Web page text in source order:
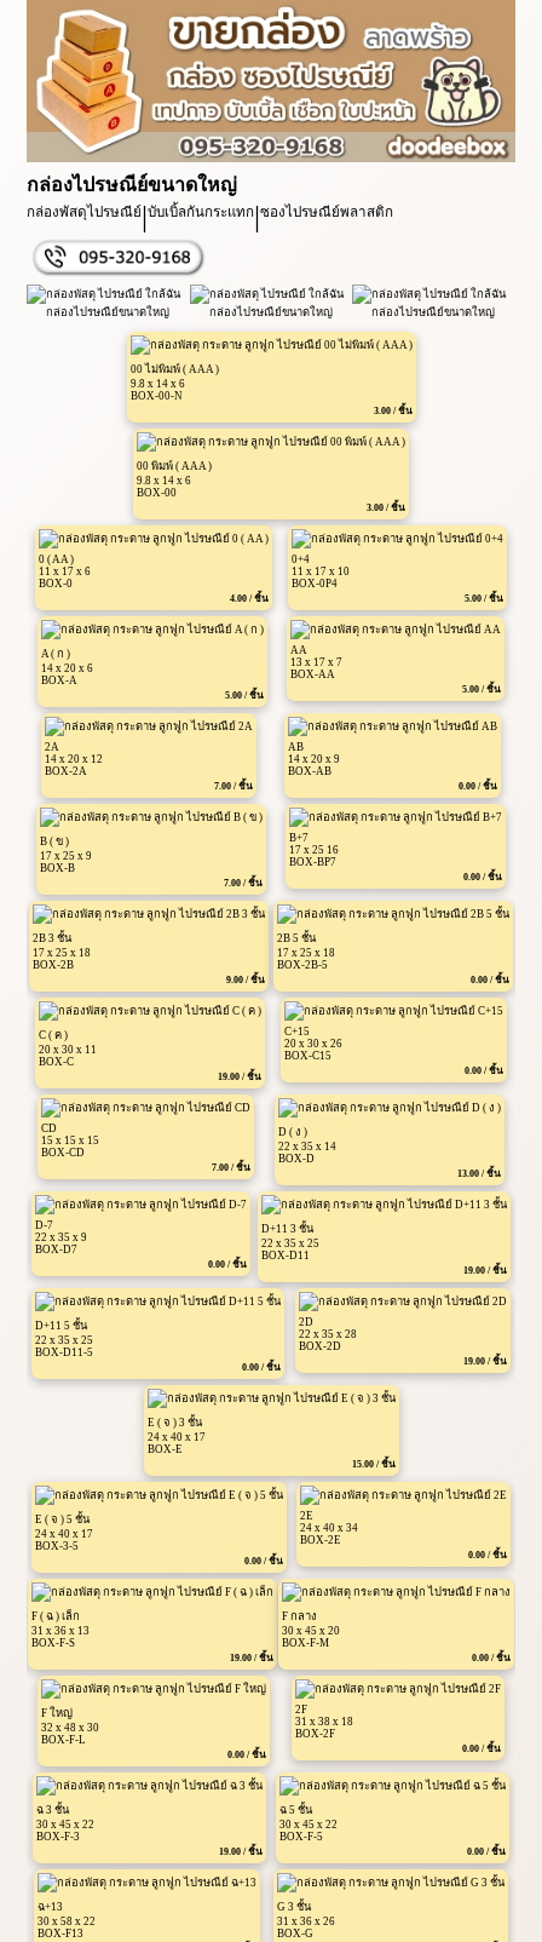
กล่องไปรษณีย์ขนาดใหญ่
กล่องพัสดุไปรษณีย์|บับเบิ้ลกันกระแทก|ซองไปรษณีย์พลาสติก
00 ไม่พิมพ์ ( AAA )
9.8 x 14 x 6
BOX-00-N
3.00 / ชิ้น
00 พิมพ์ ( AAA )
9.8 x 14 x 6
BOX-00
3.00 / ชิ้น
0 ( AA )
11 x 17 x 6
BOX-0
4.00 / ชิ้น
0+4
11 x 17 x 10
BOX-0P4
5.00 / ชิ้น
A ( ก )
14 x 20 x 6
BOX-A
5.00 / ชิ้น
AA
13 x 17 x 7
BOX-AA
5.00 / ชิ้น
2A
14 x 20 x 12
BOX-2A
7.00 / ชิ้น
AB
14 x 20 x 9
BOX-AB
0.00 / ชิ้น
B ( ข )
17 x 25 x 9
BOX-B
7.00 / ชิ้น
B+7
17 x 25 16
BOX-BP7
0.00 / ชิ้น
2B 3 ชั้น
17 x 25 x 18
BOX-2B
9.00 / ชิ้น
2B 5 ชั้น
17 x 25 x 18
BOX-2B-5
0.00 / ชิ้น
C ( ค )
20 x 30 x 11
BOX-C
19.00 / ชิ้น
C+15
20 x 30 x 26
BOX-C15
0.00 / ชิ้น
CD
15 x 15 x 15
BOX-CD
7.00 / ชิ้น
D ( ง )
22 x 35 x 14
BOX-D
13.00 / ชิ้น
D-7
22 x 35 x 9
BOX-D7
0.00 / ชิ้น
D+11 3 ชั้น
22 x 35 x 25
BOX-D11
19.00 / ชิ้น
D+11 5 ชั้น
22 x 35 x 25
BOX-D11-5
0.00 / ชิ้น
2D
22 x 35 x 28
BOX-2D
19.00 / ชิ้น
E ( จ ) 3 ชั้น
24 x 40 x 17
BOX-E
15.00 / ชิ้น
E ( จ ) 5 ชั้น
24 x 40 x 17
BOX-3-5
0.00 / ชิ้น
2E
24 x 40 x 34
BOX-2E
0.00 / ชิ้น
F ( ฉ ) เล็ก
31 x 36 x 13
BOX-F-S
19.00 / ชิ้น
F กลาง
30 x 45 x 20
BOX-F-M
0.00 / ชิ้น
F ใหญ่
32 x 48 x 30
BOX-F-L
0.00 / ชิ้น
2F
31 x 38 x 18
BOX-2F
0.00 / ชิ้น
ฉ 3 ชั้น
30 x 45 x 22
BOX-F-3
19.00 / ชิ้น
ฉ 5 ชั้น
30 x 45 x 22
BOX-F-5
0.00 / ชิ้น
ฉ+13
30 x 58 x 22
BOX-F13
G 3 ชั้น
31 x 36 x 26
BOX-G